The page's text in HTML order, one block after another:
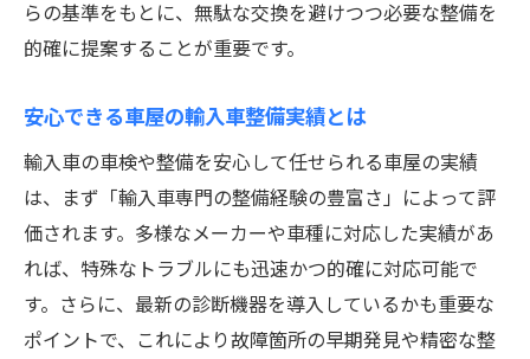
らの基準をもとに、無駄な交換を避けつつ必要な整備を
的確に提案することが重要です。
安心できる車屋の輸入車整備実績とは
輸入車の車検や整備を安心して任せられる車屋の実績
は、まず「輸入車専門の整備経験の豊富さ」によって評
価されます。多様なメーカーや車種に対応した実績があ
れば、特殊なトラブルにも迅速かつ的確に対応可能で
す。さらに、最新の診断機器を導入しているかも重要な
ポイントで、これにより故障箇所の早期発見や精密な整